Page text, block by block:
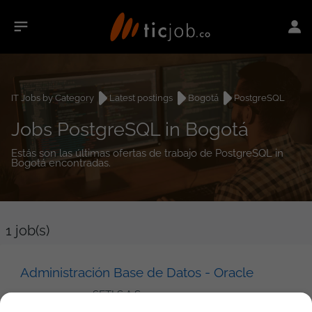
IT Jobs by Category Latest postings Bogotá PostgreSQL
Jobs PostgreSQL in Bogotá
Estás son las últimas ofertas de trabajo de PostgreSQL in
Bogotá encontradas.
1 job(s)
Administración Base de Datos - Oracle
SETI S.A.S.